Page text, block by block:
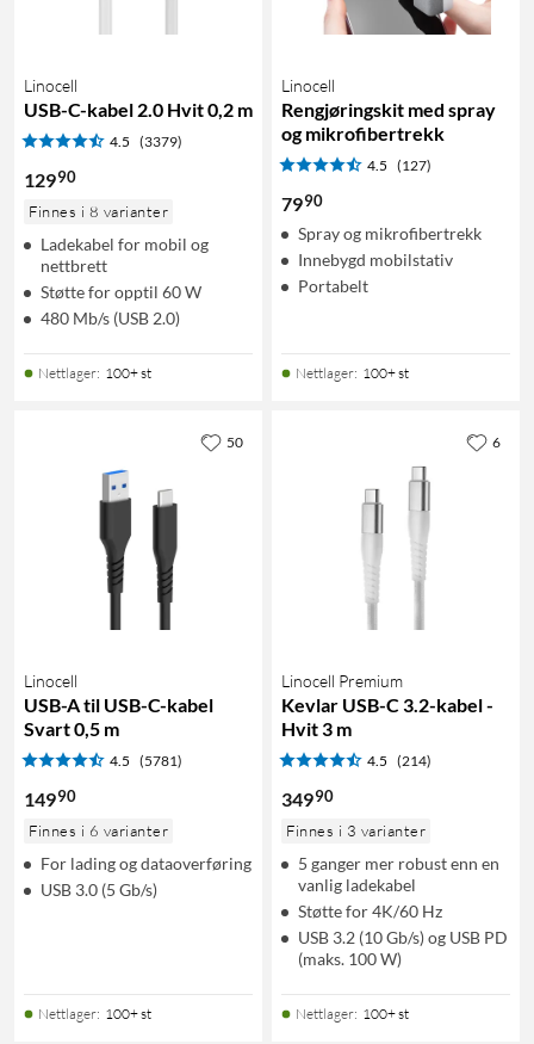
Linocell
USB-C-kabel 2.0 Hvit 0,2 m
4.5 (3379)
12990
Finnes i 8 varianter
Ladekabel for mobil og
nettbrett
Støtte for opptil 60 W
480 Mb/s (USB 2.0)
Nettlager: 100+ st
Linocell
Rengjøringskit med spray
og mikrofibertrekk
4.5 (127)
7990
Spray og mikrofibertrekk
Innebygd mobilstativ
Portabelt
Nettlager: 100+ st
Linocell
USB-A til USB-C-kabel
Svart 0,5 m
4.5 (5781)
14990
Finnes i 6 varianter
For lading og dataoverføring
USB 3.0 (5 Gb/s)
Nettlager: 100+ st
50
Linocell Premium
Kevlar USB-C 3.2-kabel -
Hvit 3 m
4.5 (214)
34990
Finnes i 3 varianter
5 ganger mer robust enn en
vanlig ladekabel
Støtte for 4K/60 Hz
USB 3.2 (10 Gb/s) og USB PD
(maks. 100 W)
Nettlager: 100+ st
6